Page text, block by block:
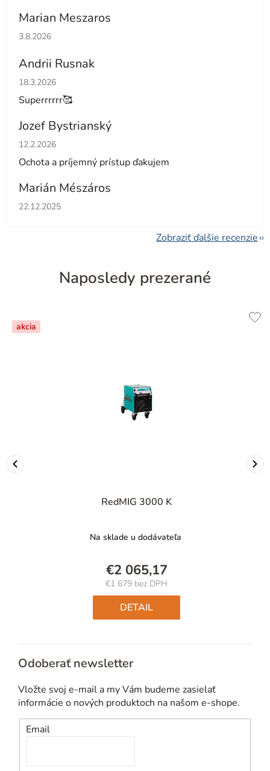
Marian Meszaros
Hodnotenie obchodu je 5 z 5 hviezdičiek.
3.8.2026
Andrii Rusnak
Hodnotenie obchodu je 5 z 5 hviezdičiek.
18.3.2026
Superrrrrr🥰
Jozef Bystrianský
Hodnotenie obchodu je 5 z 5 hviezdičiek.
12.2.2026
Ochota a príjemný prístup ďakujem
Marián Mészáros
Hodnotenie obchodu je 5 z 5 hviezdičiek.
22.12.2025
Zobraziť ďalšie recenzie
Naposledy prezerané
akcia
RedMIG 3000 K
Na sklade u dodávateľa
€2 065,17
€1 679 bez DPH
Jednotková
cena:
DETAIL
Odoberať newsletter
Vložte svoj e-mail a my Vám budeme zasielať
informácie o nových produktoch na našom e-shope.
Email